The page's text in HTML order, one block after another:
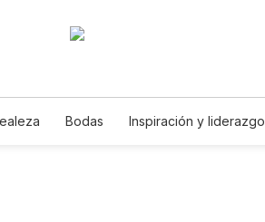
Bodas Inspiración y liderazgo